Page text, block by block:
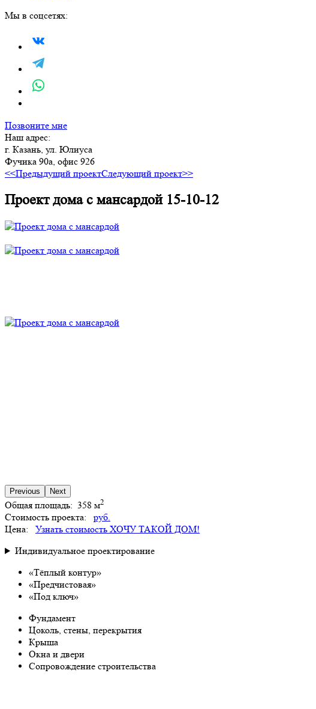
Мы в соцсетях:
Позвоните мне
Наш адрес:
г. Казань, ул. Юлиуса
Фучика 90а, офис 926
<<Предыдущий проектСледующий проект>>
Проект дома с мансардой 15-10-12
Previous Next
Общая площадь: 358 м2
Стоимость проекта:
руб.
Цена:
Узнать стоимость ХОЧУ ТАКОЙ ДОМ!
Индивидуальное проектирование
«Тёплый контур»
«Предчистовая»
«Под ключ»
Фундамент
Цоколь, стены, перекрытия
Крыша
Окна и двери
Сопровождение строительства